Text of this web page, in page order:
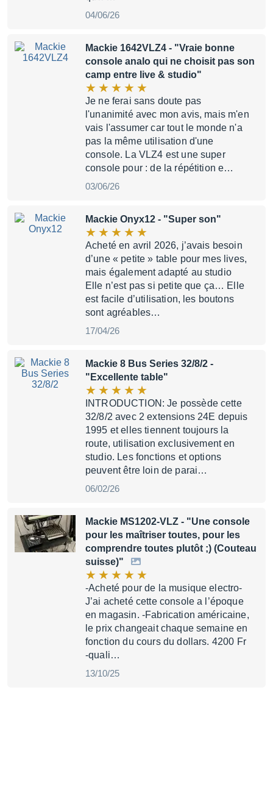
04/06/26
Mackie 1642VLZ4 - "Vraie bonne
console analo qui ne choisit pas son
camp entre live & studio"
Je ne ferai sans doute pas
l'unanimité avec mon avis, mais m'en
vais l'assumer car tout le monde n'a
pas la même utilisation d'une
console. La VLZ4 est une super
console pour : de la répétition e…
03/06/26
Mackie Onyx12 - "Super son"
Acheté en avril 2026, j’avais besoin
d’une « petite » table pour mes lives,
mais également adapté au studio
Elle n’est pas si petite que ça… Elle
est facile d’utilisation, les boutons
sont agréables…
17/04/26
Mackie 8 Bus Series 32/8/2 -
"Excellente table"
INTRODUCTION: Je possède cette
32/8/2 avec 2 extensions 24E depuis
1995 et elles tiennent toujours la
route, utilisation exclusivement en
studio. Les fonctions et options
peuvent être loin de parai…
06/02/26
Mackie MS1202-VLZ - "Une console
pour les maîtriser toutes, pour les
comprendre toutes plutôt ;) (Couteau
suisse)"
-Acheté pour de la musique electro-
J’ai acheté cette console a l’époque
en magasin. -Fabrication américaine,
le prix changeait chaque semaine en
fonction du cours du dollars. 4200 Fr
-quali…
13/10/25